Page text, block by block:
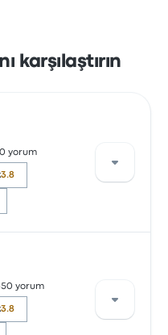
karşılaştırın
yorum
3.8
Transportes, bu
Yolcular
memnun
konusunda şikayetçi
biletleri için
yorum
3.8